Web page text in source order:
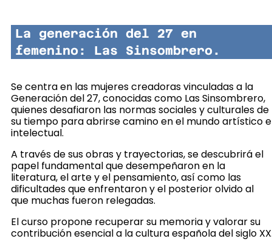
La generación del 27 en
femenino: Las Sinsombrero.
Se centra en las mujeres creadoras vinculadas a la
Generación del 27, conocidas como Las Sinsombrero,
quienes desafiaron las normas sociales y culturales de
su tiempo para abrirse camino en el mundo artístico e
intelectual.
A través de sus obras y trayectorias, se descubrirá el
papel fundamental que desempeñaron en la
literatura, el arte y el pensamiento, así como las
dificultades que enfrentaron y el posterior olvido al
que muchas fueron relegadas.
El curso propone recuperar su memoria y valorar su
contribución esencial a la cultura española del siglo